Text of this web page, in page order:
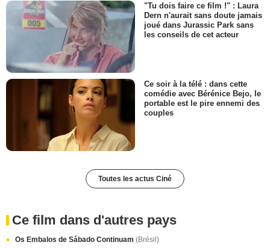
"Tu dois faire ce film !" : Laura
Dern n'aurait sans doute jamais
joué dans Jurassic Park sans
les conseils de cet acteur
Ce soir à la télé : dans cette
comédie avec Bérénice Bejo, le
portable est le pire ennemi des
couples
Toutes les actus Ciné
Ce film dans d'autres pays
Os Embalos de Sábado Continuam (Brésil)